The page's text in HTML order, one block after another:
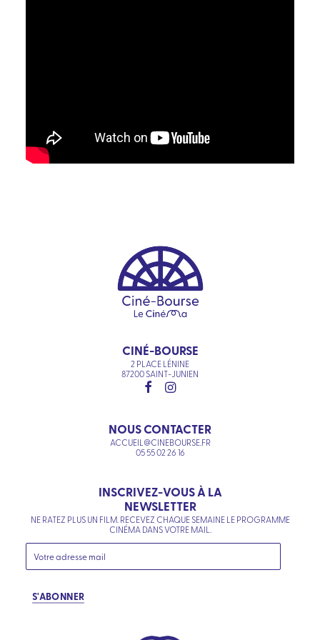
CINÉ-BOURSE
2 PLACE LÉNINE
87200 SAINT-JUNIEN
NOUS CONTACTER
ACCUEIL@CINEBOURSE.FR
05 55 02 26 16
INSCRIVEZ-VOUS À LA
NEWSLETTER
NE RATEZ PLUS UN FILM. RECEVEZ CHAQUE SEMAINE LE PROGRAMME
CINÉMA DANS VOTRE MAIL.
S'ABONNER